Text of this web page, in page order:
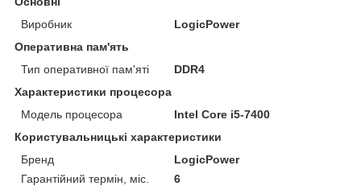
Виробник
LogicPower
Оперативна пам'ять
Тип оперативної пам'яті
DDR4
Характеристики процесора
Модель процесора
Intel Core i5-7400
Користувальницькі характеристики
Бренд
LogicPower
Гарантійний термін, міс.
6